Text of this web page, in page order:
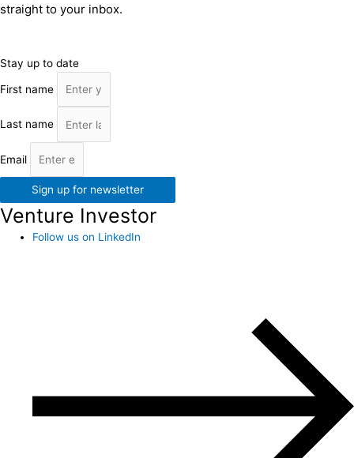
straight to your inbox.
Stay up to date
First name
Last name
Email
Sign up for newsletter
Venture Investor
Follow us on LinkedIn